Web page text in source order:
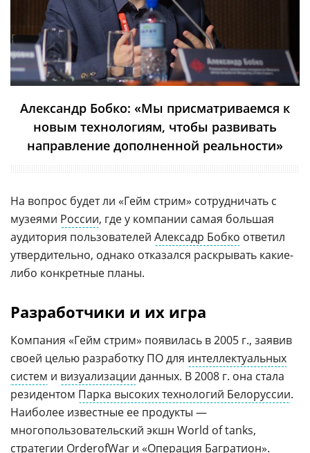
Александр Бобко: «Мы присматриваемся к
новым технологиям, чтобы развивать
направление дополненной реальности»
На вопрос будет ли «Гейм стрим» сотрудничать с
музеями России, где у компании самая большая
аудитория пользователей Алексадр Бобко ответил
утвердительно, однако отказался раскрывать какие-
либо конкретные планы.
Разработчики и их игра
Компания «Гейм стрим» появилась в 2005 г., заявив
своей целью разработку ПО для интеллектуальных
систем и визуализации данных. В 2008 г. она стала
резидентом Парка высоких технологий Белоруссии.
Наиболее известные ее продукты —
многопользовательский экшн World of tanks,
стратегии OrderofWar и «Операция Багратион».